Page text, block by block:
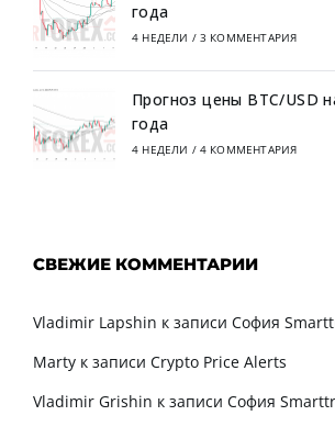
года
4 НЕДЕЛИ / 3 КОММЕНТАРИЯ
Прогноз цены BTC/USD
года
4 НЕДЕЛИ / 4 КОММЕНТАРИЯ
СВЕЖИЕ КОММЕНТАРИИ
Vladimir Lapshin к записи София
Marty к записи Crypto Price Alerts
Vladimir Grishin к записи София